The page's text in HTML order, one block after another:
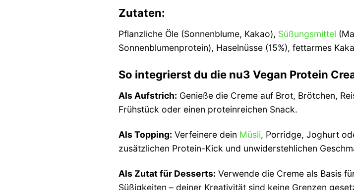
Zutaten:
Pflanzliche Öle (Sonnenblume, Kakao), Süßungsmittel
Sonnenblumenprotein), Haselnüsse (15%), fettarmes
So integrierst du die nu3 Vegan Protein
Als Aufstrich: Genieße die Creme auf Brot, Brötchen,
Frühstück oder einen proteinreichen Snack.
Als Topping: Verfeinere dein Müsli, Porridge, Joghurt
zusätzlichen Protein-Kick und unwiderstehlichen
Als Zutat für Desserts: Verwende die Creme als Basis
Süßigkeiten – deiner Kreativität sind keine Grenzen